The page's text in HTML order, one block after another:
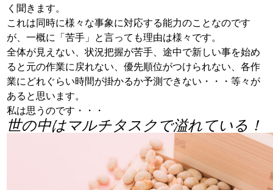
く聞きます。
これは同時に様々な事象に対応する能力のことなのです
が、一概に「苦手」と言っても理由は様々です。
全体が見えない、状況把握が苦手、途中で新しい事を始め
ると元の作業に戻れない、優先順位がつけられない、各作
業にどれぐらい時間が掛かるか予測できない・・・等々が
あると思います。
私は思うのです・・・
世の中はマルチタスクで溢れている！